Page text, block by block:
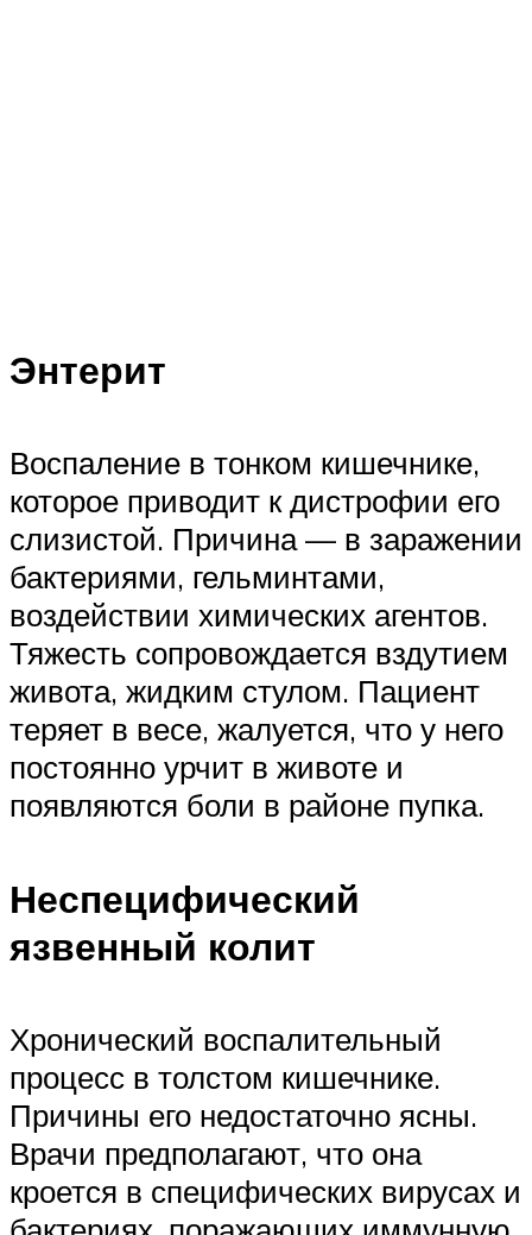
Энтерит
Воспаление в тонком кишечнике,
которое приводит к дистрофии его
слизистой. Причина — в заражении
бактериями, гельминтами,
воздействии химических агентов.
Тяжесть сопровождается вздутием
живота, жидким стулом. Пациент
теряет в весе, жалуется, что у него
постоянно урчит в животе и
появляются боли в районе пупка.
Неспецифический
язвенный колит
Хронический воспалительный
процесс в толстом кишечнике.
Причины его недостаточно ясны.
Врачи предполагают, что она
кроется в специфических вирусах и